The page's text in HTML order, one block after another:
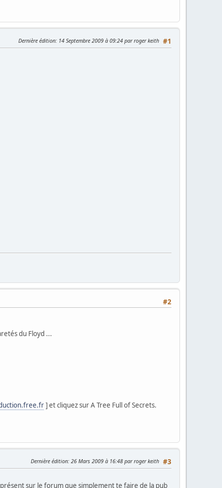
#1
Dernière édition: 14 Septembre 2009 à 09:24 par roger keith
#2
du Floyd ...
] et cliquez sur A Tree Full of Secrets.
#3
Dernière édition: 26 Mars 2009 à 16:48 par roger keith
sur le forum que simplement te faire de la pub